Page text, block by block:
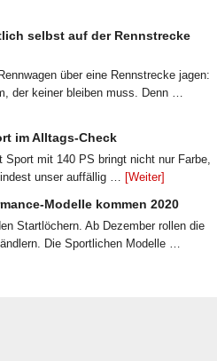
selbst auf der Rennstrecke
über eine Rennstrecke jagen:
der keiner bleiben muss. Denn …
im Alltags-Check
mit 140 PS bringt nicht nur Farbe,
unser auffällig … [Weiter]
Modelle kommen 2020
Startlöchern. Ab Dezember rollen die
Die Sportlichen Modelle …